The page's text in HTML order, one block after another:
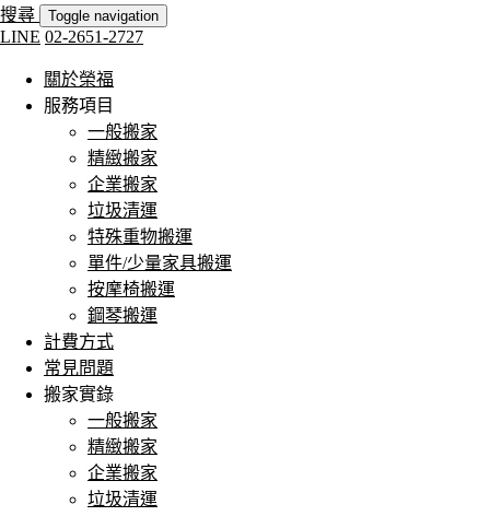
搜尋 Toggle navigation
LINE 02-2651-2727
關於榮福
服務項目
一般搬家
精緻搬家
企業搬家
垃圾清運
特殊重物搬運
單件/少量家具搬運
按摩椅搬運
鋼琴搬運
計費方式
常見問題
搬家實錄
一般搬家
精緻搬家
企業搬家
垃圾清運